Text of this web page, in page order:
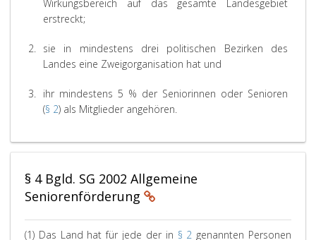
Wirkungsbereich auf das gesamte Landesgebiet
erstreckt;
2. sie in mindestens drei politischen Bezirken des
Landes eine Zweigorganisation hat und
3. ihr mindestens 5 % der Seniorinnen oder Senioren
(§ 2) als Mitglieder angehören.
§ 4 Bgld. SG 2002 Allgemeine
Seniorenförderung
(1) Das Land hat für jede der in § 2 genannten Personen